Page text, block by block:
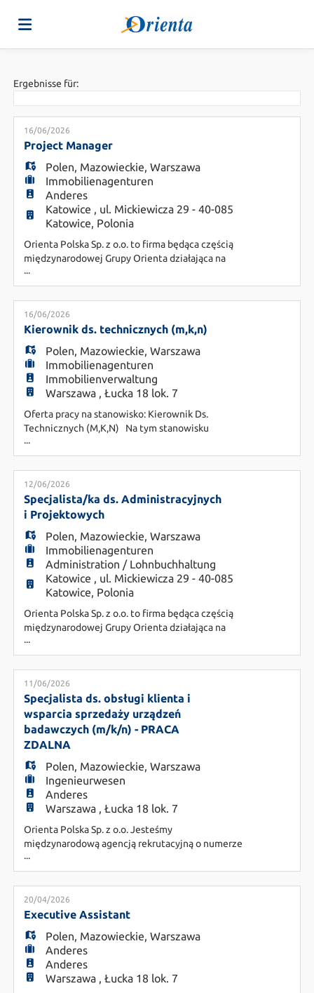
Stellen
Lebenslauf
hochladen
Anmelden
Sprache
EN
FR
IT
DE
ES
PL
CS
HU
Ergebnisse für:
16/06/2026
Project Manager
Polen, Mazowieckie, Warszawa
Immobilienagenturen
Anderes
Katowice , ul. Mickiewicza 29 - 40-085
Katowice, Polonia
Orienta Polska Sp. z o.o. to firma będąca częścią
międzynarodowej Grupy Orienta działająca na
podstawie wpisu do rejestru agencji zatrudnienia
nr 13347. Posiadamy trzydziestoletnie
doświadczenia na włoskim rynku pracy, co
pozycjonuje nas w czołówce najważniejszych firm
specjalizujących się w zarządzaniu zasobami
...
16/06/2026
Kierownik ds. technicznych (m,k,n)
Polen, Mazowieckie, Warszawa
Immobilienagenturen
Immobilienverwaltung
Warszawa , Łucka 18 lok. 7
Oferta pracy na stanowisko: Kierownik Ds.
Technicznych (M,K,N) Na tym stanowisku
będziesz odpowiadać za całościowe zarządzanie
infrastrukturą techniczną rozległej nieruchomości
o powierzchni ok. 9 ha, obejmującej blisko 50 000
m² przestrzeni produkcyjnej, magazynowej oraz
biurowej. Twoją rolą będzie zapewnienie
sprawnego funkcjonowania ob
...
12/06/2026
Specjalista/ka ds. Administracyjnych
i Projektowych
Polen, Mazowieckie, Warszawa
Immobilienagenturen
Administration / Lohnbuchhaltung
Katowice , ul. Mickiewicza 29 - 40-085
Katowice, Polonia
Orienta Polska Sp. z o.o. to firma będąca częścią
międzynarodowej Grupy Orienta działająca na
podstawie wpisu do rejestru agencji zatrudnienia
nr 13347. Posiadamy trzydziestoletnie
doświadczenia na włoskim rynku pracy, co
pozycjonuje nas w czołówce najważniejszych firm
specjalizujących się w zarządzaniu zasobami
ludzkimi. Obecnie dla naszego k
...
11/06/2026
Specjalista ds. obsługi klienta i
wsparcia sprzedaży urządzeń
badawczych (m/k/n) - PRACA
ZDALNA
Polen, Mazowieckie, Warszawa
Ingenieurwesen
Anderes
Warszawa , Łucka 18 lok. 7
Orienta Polska Sp. z o.o. Jesteśmy
międzynarodową agencją rekrutacyjną o numerze
1334, która wspiera pracodawców w
poszukiwaniu najbardziej dopasowanych
pracowników. Rekrutujemy na stanowiska
niskiego średniego i wysokiego szczebla.
Działamy w wielu branżach. Nasi konsultanci
kandydatów w procesie rekrutacji,
...
20/04/2026
Executive Assistant
Polen, Mazowieckie, Warszawa
Anderes
Anderes
Warszawa , Łucka 18 lok. 7